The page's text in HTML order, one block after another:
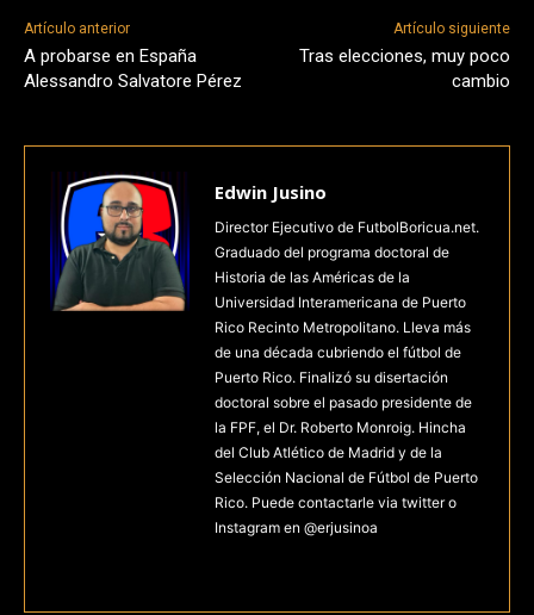
Artículo anterior
A probarse en España
Alessandro Salvatore Pérez
Artículo siguiente
Tras elecciones, muy poco
cambio
Edwin Jusino
Director Ejecutivo de FutbolBoricua.net.
Graduado del programa doctoral de
Historia de las Américas de la
Universidad Interamericana de Puerto
Rico Recinto Metropolitano. Lleva más
de una década cubriendo el fútbol de
Puerto Rico. Finalizó su disertación
doctoral sobre el pasado presidente de
la FPF, el Dr. Roberto Monroig. Hincha
del Club Atlético de Madrid y de la
Selección Nacional de Fútbol de Puerto
Rico. Puede contactarle via twitter o
Instagram en @erjusinoa